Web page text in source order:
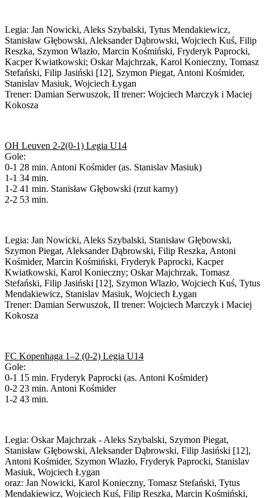
Legia: Jan Nowicki, Aleks Szybalski, Tytus Mendakiewicz,
Stanisław Głębowski, Aleksander Dąbrowski, Wojciech Kuś, Filip
Reszka, Szymon Wlazło, Marcin Kośmiński, Fryderyk Paprocki,
Kacper Kwiatkowski; Oskar Majchrzak, Karol Konieczny, Tomasz
Stefański, Filip Jasiński [12], Szymon Piegat, Antoni Kośmider,
Stanislav Masiuk, Wojciech Łygan
Trener: Damian Serwuszok, II trener: Wojciech Marczyk i Maciej
Kokosza
OH Leuven 2-2(0-1) Legia U14
Gole:
0-1 28 min. Antoni Kośmider (as. Stanislav Masiuk)
1-1 34 min.
1-2 41 min. Stanisław Głębowski (rzut karny)
2-2 53 min.
Legia: Jan Nowicki, Aleks Szybalski, Stanisław Głębowski,
Szymon Piegat, Aleksander Dąbrowski, Filip Reszka, Antoni
Kośmider, Marcin Kośmiński, Fryderyk Paprocki, Kacper
Kwiatkowski, Karol Konieczny; Oskar Majchrzak, Tomasz
Stefański, Filip Jasiński [12], Szymon Wlazło, Wojciech Kuś, Tytus
Mendakiewicz, Stanislav Masiuk, Wojciech Łygan
Trener: Damian Serwuszok, II trener: Wojciech Marczyk i Maciej
Kokosza
FC Kopenhaga 1–2 (0-2) Legia U14
Gole:
0-1 15 min. Fryderyk Paprocki (as. Antoni Kośmider)
0-2 23 min. Antoni Kośmider
1-2 43 min.
Legia: Oskar Majchrzak - Aleks Szybalski, Szymon Piegat,
Stanisław Głębowski, Aleksander Dąbrowski, Filip Jasiński [12],
Antoni Kośmider, Szymon Wlazło, Fryderyk Paprocki, Stanislav
Masiuk, Wojciech Łygan
oraz: Jan Nowicki, Karol Konieczny, Tomasz Stefański, Tytus
Mendakiewicz, Wojciech Kuś, Filip Reszka, Marcin Kośmiński,